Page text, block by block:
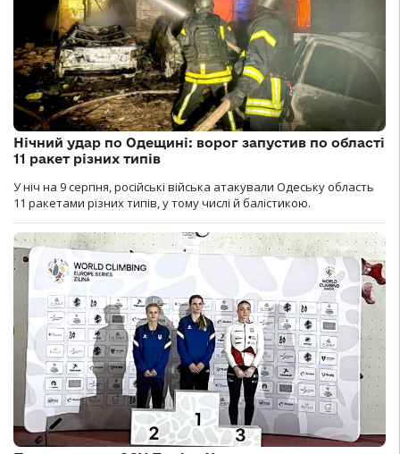
Нічний удар по Одещині: ворог запустив по області
11 ракет різних типів
У ніч на 9 серпня, російські війська атакували Одеську область
11 ракетами різних типів, у тому числі й балістикою.